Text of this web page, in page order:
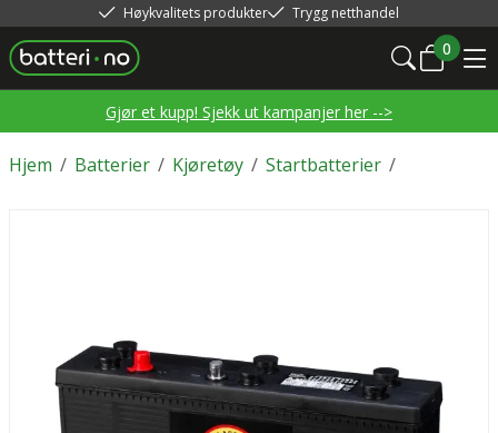
Høykvalitets produkter Trygg netthandel
0
Gjør et kupp! Sjekk ut kampanjer her -->
/
Hjem /
Batterier /
Kjøretøy /
Startbatterier